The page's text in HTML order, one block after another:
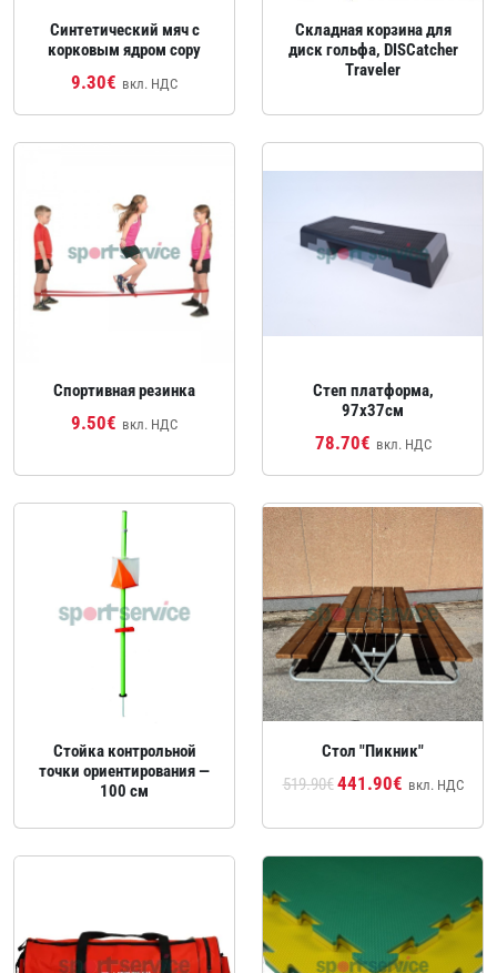
Синтетический мяч с
корковым ядром copy
9.30€ вкл. НДС
Складная корзина для
диск гольфа, DISCatcher
Traveler
Спортивная резинка
9.50€ вкл. НДС
Степ платформа,
97x37см
78.70€ вкл. НДС
Стойка контрольной
точки ориентирования —
100 см
Стол "Пикник"
519.90€441.90€ вкл. НДС